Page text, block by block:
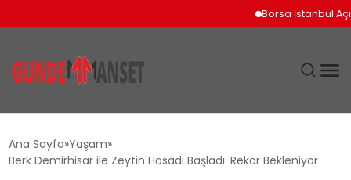
Borsa İstanbul Açılışını
Ana Sayfa Yaşam
Berk Demirhisar ile Zeytin Hasadı Başladı: Rekor Bekleniyor